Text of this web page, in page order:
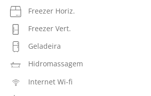
Freezer Horiz.
Freezer Vert.
Geladeira
Hidromassagem
Internet Wi-fi